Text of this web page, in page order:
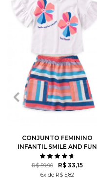
2 3 4 6 8
CONJUNTO FEMININO
INFANTIL SMILE AND FUN
R$ 59,90 R$ 33,15
6x de R$ 5,82